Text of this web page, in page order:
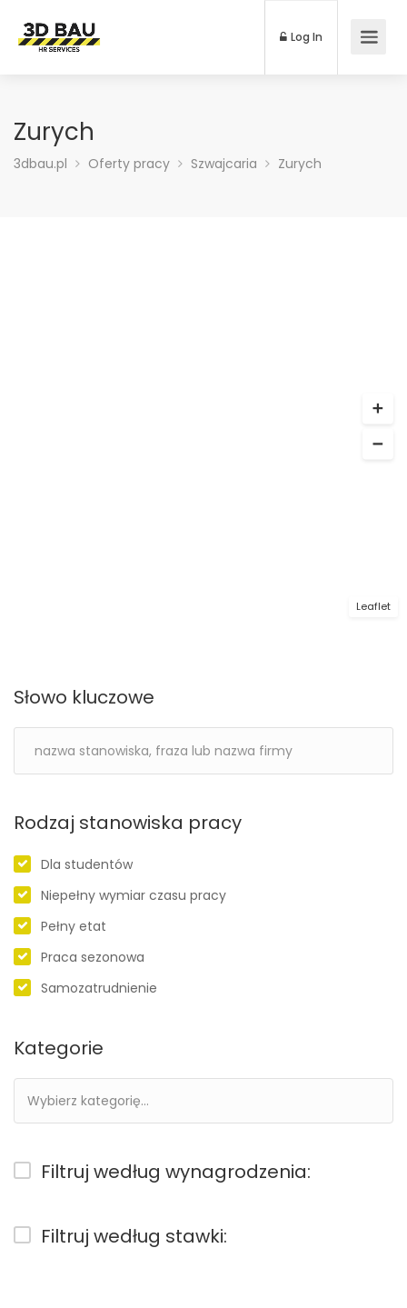
Log In
Zurych
3dbau.pl Oferty pracy Szwajcaria Zurych
Leaflet
Słowo kluczowe
Rodzaj stanowiska pracy
Dla studentów
Niepełny wymiar czasu pracy
Pełny etat
Praca sezonowa
Samozatrudnienie
Kategorie
Filtruj według wynagrodzenia:
Filtruj według stawki: